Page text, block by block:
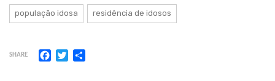
população idosa residência de idosos
SHARE Facebook
Twitter